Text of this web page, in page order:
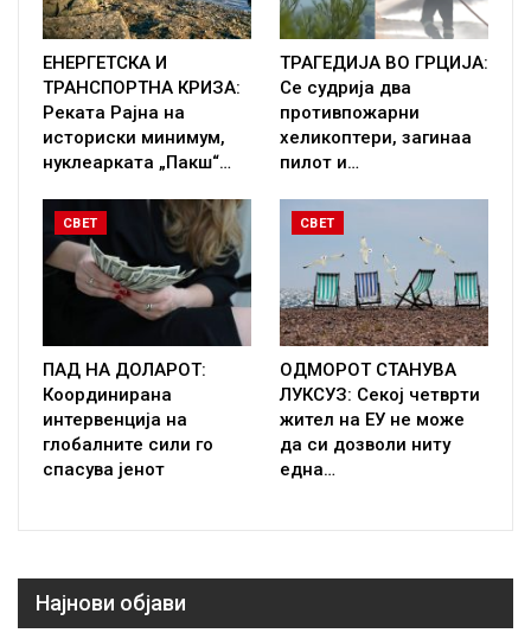
ЕНЕРГЕТСКА И
ТРАНСПОРТНА КРИЗА:
Реката Рајна на
историски минимум,
нуклеарката „Пакш“…
ТРАГЕДИЈА ВО ГРЦИЈА:
Се судрија два
противпожарни
хеликоптери, загинаа
пилот и…
СВЕТ
ПАД НА ДОЛАРОТ:
Координирана
интервенција на
глобалните сили го
спасува јенот
СВЕТ
ОДМОРОТ СТАНУВА
ЛУКСУЗ: Секој четврти
жител на ЕУ не може
да си дозволи ниту
една…
Најнови објави